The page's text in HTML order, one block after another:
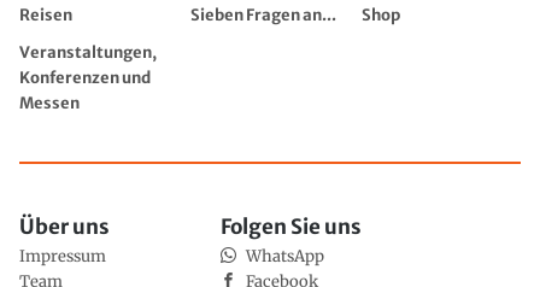
Reisen
Sieben Fragen an...
Shop
Veranstaltungen,
Konferenzen und
Messen
Über uns
Impressum
Team
Folgen Sie uns
WhatsApp
Facebook